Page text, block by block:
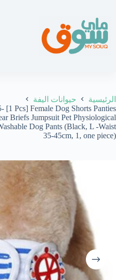
المحتوى
الرئيسية
حيوانات اليفة
Pcs] Female Dog Shorts Panties
Briefs Jumpsuit Pet Physiological
Dog Pants (Black, L -Waist
35-45cm, 1, one piece)